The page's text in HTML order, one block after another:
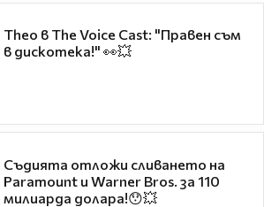
Theo в The Voice Cast: "Правен съм
в дискотека!" 👀💥
Съдията отложи сливането на
Paramount и Warner Bros. за 110
милиарда долара!😯💥